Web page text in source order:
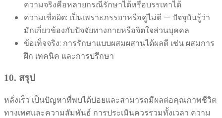
ความจริงคือหลายกรณีรักษาได้หรือบรรเทาได้
ความเชื่อผิด: เป็นเพราะภรรยาหรือคู่ไม่ดี — ปัจจุบันรู้ว่า
มักเกี่ยวข้องกับปัจจัยทางกายหรือจิตใจส่วนบุคคล
ข้อเท็จจริง: การรักษาแบบผสมผสานได้ผลดี เช่น ผสมการ
ฝึก เทคนิค และการปรึกษา
10. สรุป
หลั่งเร็ว เป็นปัญหาที่พบได้บ่อยและสามารถมีผลต่อคุณภาพชีวิต
ทางเพศและความสัมพันธ์ การประเมินควรรวมทั้งเวลา ความ